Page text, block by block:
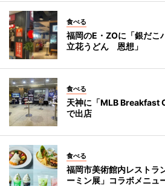
食べる
福岡のE・ZOに「銀だこ
立花うどん 恩想」
食べる
天神に「MLB
で出店
食べる
福岡市美術館内レストラ
ーミン展」コラボメニュ